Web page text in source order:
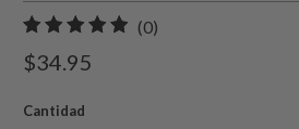
(0)
$34.95
Cantidad